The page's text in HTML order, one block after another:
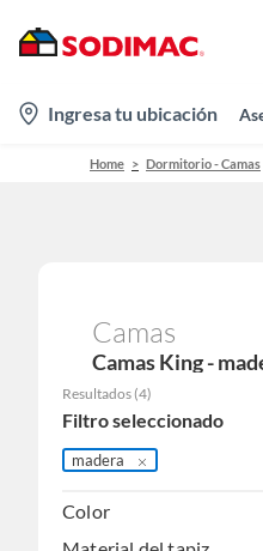
location-
icon
Ingresa tu ubicación
Home Dormitorio - Camas
Camas
Camas King -
Resultados (4)
Filtro seleccionado
madera
Color